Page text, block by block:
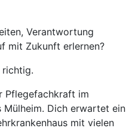
Verantwortung
mit Zukunft erlernen?
richtig.
Pflegefachkraft im
Mülheim. Dich erwartet ein
mit vielen